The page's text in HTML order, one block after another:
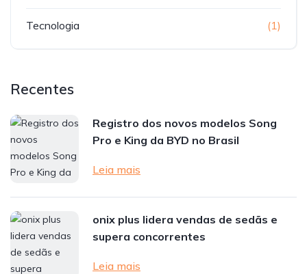
Tecnologia (1)
Recentes
Registro dos novos modelos Song
Pro e King da BYD no Brasil
Leia mais
onix plus lidera vendas de sedãs e
supera concorrentes
Leia mais